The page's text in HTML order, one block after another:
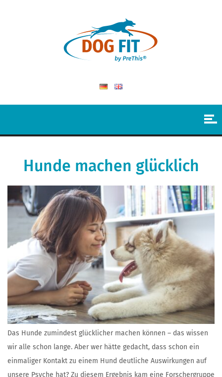
Hunde machen glücklich
Das Hunde zumindest glücklicher machen können – das wissen
wir alle schon lange. Aber wer hätte gedacht, dass schon ein
einmaliger Kontakt zu einem Hund deutliche Auswirkungen auf
unsere Psyche hat? Zu diesem Ergebnis kam eine Forschergruppe